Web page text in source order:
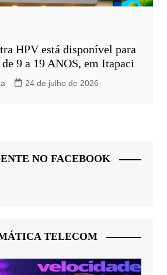
HPV está disponível para
9 a 19 ANOS, em Itapaci
24 de julho de 2026
NO FACEBOOK
TELECOM